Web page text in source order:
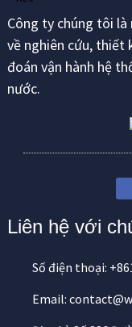
Công ty chúng tôi
về nghiên cứu, thiết
đoán vận hành hệ
nước.
Liên hệ với
Số điện thoại:
Email: